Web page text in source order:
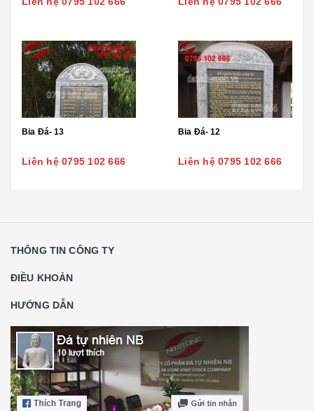
Bia Đá- 13
Liên hệ 0795 102 666
Bia Đá- 12
Liên hệ 0795 102 666
THÔNG TIN CÔNG TY
ĐIỀU KHOẢN
HƯỚNG DẪN